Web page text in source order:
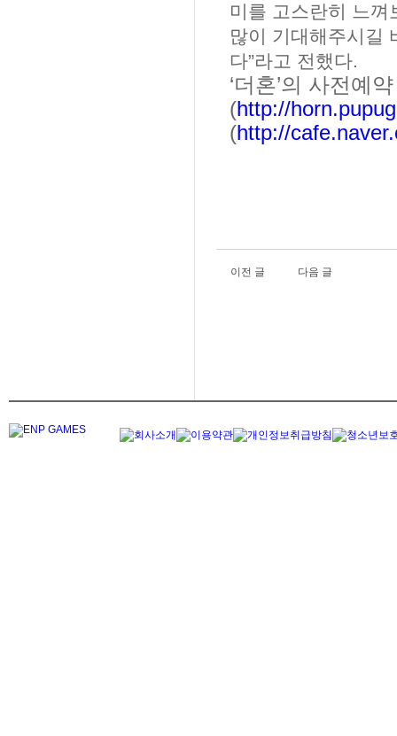
미를 고스란히 느
많이 기대해주시길
다”라고 전했다.
‘더혼’의 사전예
(http://
(http://
이전 글 다음 글